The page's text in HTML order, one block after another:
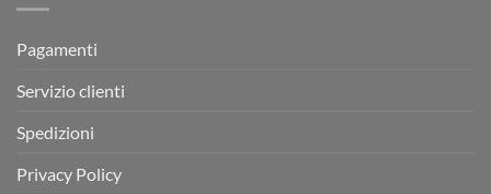
Pagamenti
Servizio clienti
Spedizioni
Privacy Policy